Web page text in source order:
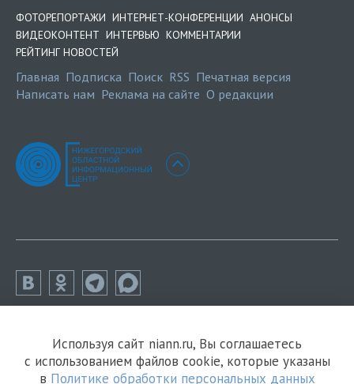
ФОТОРЕПОРТАЖИ ИНТЕРНЕТ-КОНФЕРЕНЦИИ АНОНСЫ
ВИДЕОКОНТЕНТ ИНТЕРВЬЮ КОММЕНТАРИИ
РЕЙТИНГ НОВОСТЕЙ
Главная Подписка Поиск RSS Печатная версия
Написать нам Реклама на сайте О редакции
Используя сайт niann.ru, Вы соглашаетесь
с использованием файлов cookie, которые указаны
в Политике обработки персональных данных